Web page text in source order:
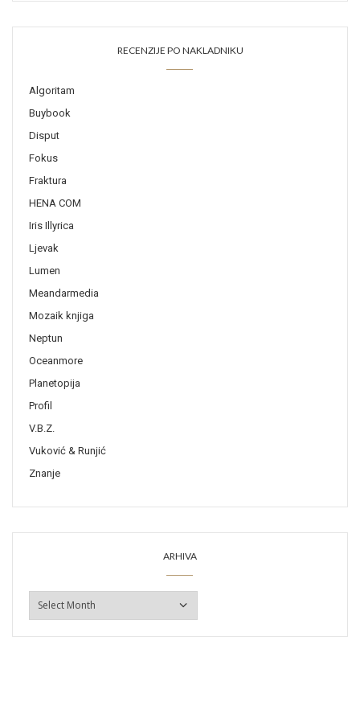
RECENZIJE PO NAKLADNIKU
Algoritam
Buybook
Disput
Fokus
Fraktura
HENA COM
Iris Illyrica
Ljevak
Lumen
Meandarmedia
Mozaik knjiga
Neptun
Oceanmore
Planetopija
Profil
V.B.Z.
Vuković & Runjić
Znanje
ARHIVA